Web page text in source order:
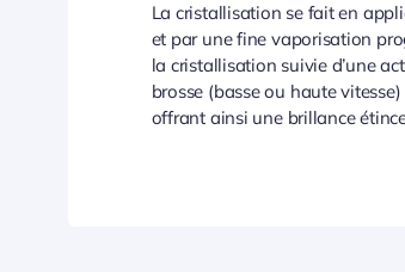
La cristallisation se fait en
et par une fine vaporisation
la cristallisation suivie d’une
brosse (basse ou haute
offrant ainsi une brillance